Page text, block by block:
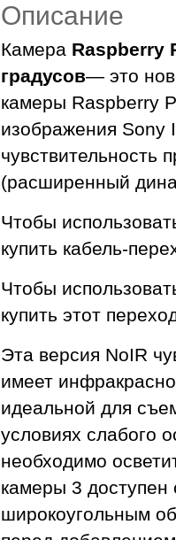
Описание
Камера Raspberry
градусов— это
камеры Raspberry
изображения Sony
чувствительность
(расширенный
Чтобы
купить кабель-
Чтобы
купить этот
Эта версия NoIR
имеет
идеальной для
условиях слабого
необходимо
камеры 3 доступен
широкоугольным